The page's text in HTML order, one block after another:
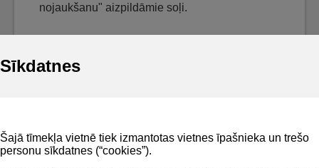
Sīkdatnes
Šajā tīmekļa vietnē tiek izmantotas vietnes īpašnieka un trešo
personu sīkdatnes (“cookies”).
nojaukšanu" aizpildāmie soļi.
Privātuma politika